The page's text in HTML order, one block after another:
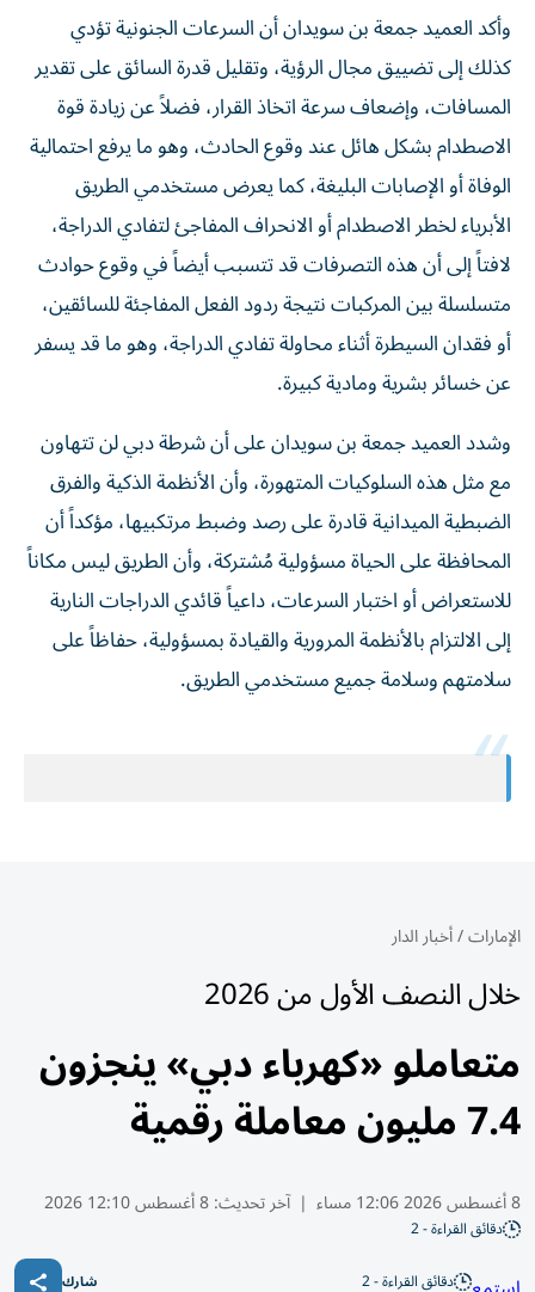
وأكد العميد جمعة بن سويدان أن السرعات الجنونية تؤدي
كذلك إلى تضييق مجال الرؤية، وتقليل قدرة السائق على تقدير
المسافات، وإضعاف سرعة اتخاذ القرار، فضلاً عن زيادة قوة
الاصطدام بشكل هائل عند وقوع الحادث، وهو ما يرفع احتمالية
الوفاة أو الإصابات البليغة، كما يعرض مستخدمي الطريق
الأبرياء لخطر الاصطدام أو الانحراف المفاجئ لتفادي الدراجة،
لافتاً إلى أن هذه التصرفات قد تتسبب أيضاً في وقوع حوادث
متسلسلة بين المركبات نتيجة ردود الفعل المفاجئة للسائقين،
أو فقدان السيطرة أثناء محاولة تفادي الدراجة، وهو ما قد يسفر
عن خسائر بشرية ومادية كبيرة.
وشدد العميد جمعة بن سويدان على أن شرطة دبي لن تتهاون
مع مثل هذه السلوكيات المتهورة، وأن الأنظمة الذكية والفرق
الضبطية الميدانية قادرة على رصد وضبط مرتكبيها، مؤكداً أن
المحافظة على الحياة مسؤولية مُشتركة، وأن الطريق ليس مكاناً
للاستعراض أو اختبار السرعات، داعياً قائدي الدراجات النارية
إلى الالتزام بالأنظمة المرورية والقيادة بمسؤولية، حفاظاً على
سلامتهم وسلامة جميع مستخدمي الطريق.
الإمارات/أخبار الدار
خلال النصف الأول من 2026
متعاملو «كهرباء دبي» ينجزون
7.4 مليون معاملة رقمية
8 أغسطس 2026 12:06 مساء | آخر تحديث:8 أغسطس 12:10 2026
دقائق القراءة - 2
دقائق القراءة - 2 شارك